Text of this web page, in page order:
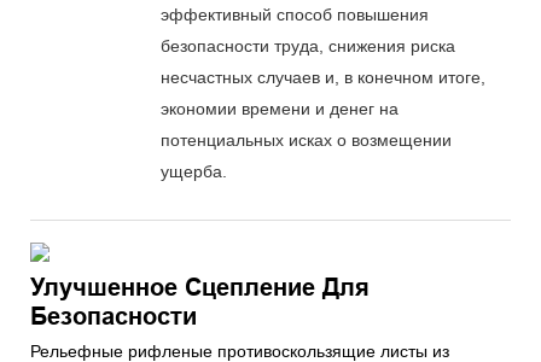
эффективный способ повышения
безопасности труда, снижения риска
несчастных случаев и, в конечном итоге,
экономии времени и денег на
потенциальных исках о возмещении
ущерба.
Улучшенное Сцепление Для
Безопасности
Рельефные рифленые противоскользящие листы из